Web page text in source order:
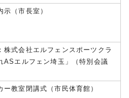
示（市長室）
株式会社エルフェンスポーツクラ
ASエルフェン埼玉」（特別会議
ー教室閉講式（市民体育館）